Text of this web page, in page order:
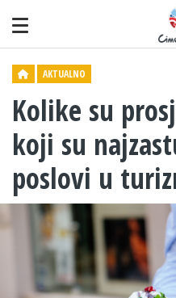
AKTUALNO
Kolike su
koji su
poslovi u